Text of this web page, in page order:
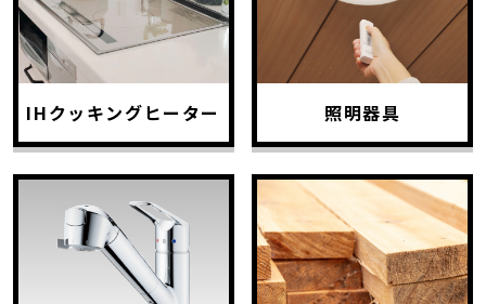
IHクッキングヒーター 照明器具